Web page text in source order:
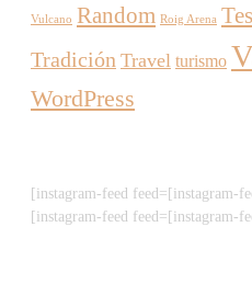
Vulcano Random Roig Arena
Tradición Travel turismo
WordPress
[instagram-feed feed=[instagram-
[instagram-feed feed=[instagram-